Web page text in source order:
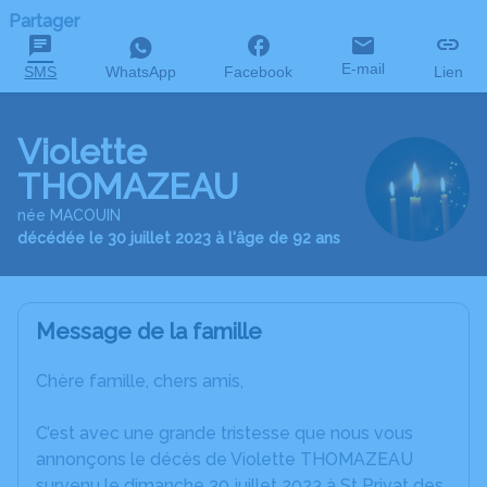
Partager
SMS WhatsApp Facebook E-mail Lien
Violette
THOMAZEAU
née MACOUIN
décédée le 30 juillet 2023 à l'âge de 92 ans
Message de la famille
Chère famille, chers amis,
C’est avec une grande tristesse que nous vous
annonçons le décès de Violette THOMAZEAU